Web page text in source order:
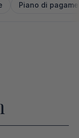
Piano di